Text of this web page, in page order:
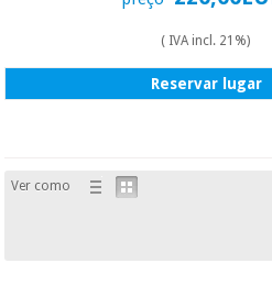
( IVA incl. 21%)
Reservar lugar
Ver como